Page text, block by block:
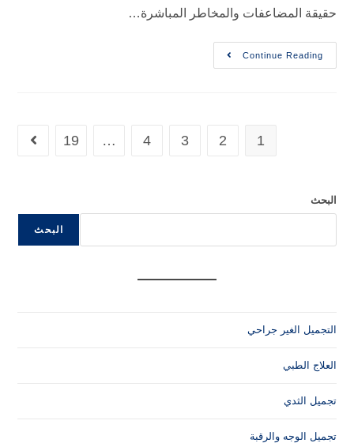
حقيقة المضاعفات والمخاطر المباشرة…
Continue Reading
1
2
3
4
…
19
البحث
البحث
التجميل الغير جراحي
العلاج الطبي
تجميل الثدي
تجميل الوجه والرقبة